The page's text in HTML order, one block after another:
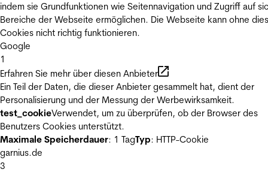
indem sie Grundfunktionen wie Seitennavigation und Zugriff auf
Bereiche der Webseite ermöglichen. Die Webseite kann ohne
Cookies nicht richtig funktionieren.
Google
1
Erfahren Sie mehr über diesen Anbieter
Ein Teil der Daten, die dieser Anbieter gesammelt hat, dient der
Personalisierung und der Messung der Werbewirksamkeit.
test_cookieVerwendet, um zu überprüfen, ob der Browser des
Benutzers Cookies unterstützt.
Maximale Speicherdauer: 1 TagTyp: HTTP-Cookie
garnius.de
3